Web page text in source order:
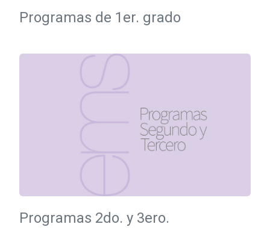
Programas de 1er. grado
Programas 2do. y 3ero.